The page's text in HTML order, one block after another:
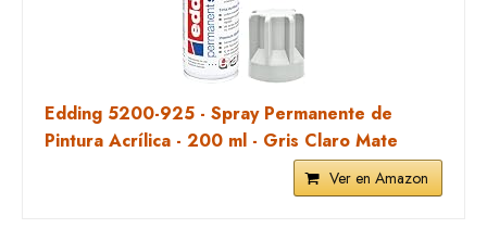
Edding 5200-925 - Spray Permanente de
Pintura Acrílica - 200 ml - Gris Claro Mate
Ver en Amazon